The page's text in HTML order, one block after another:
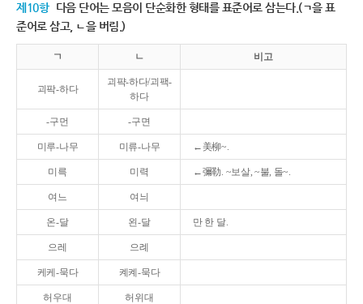
제10항 다음 단어는 모음이 단순화한 형태를 표준어로 삼는다.(ㄱ을 표
준어로 삼고, ㄴ을 버림.)
ㄱ ㄴ 비고
괴팍-하다
괴퍅-하다/괴팩-
하다
-구먼 -구면
미루-나무 미류-나무 ←美柳~.
미륵 미력 ←彌勒. ~보살, ~불, 돌~.
여느 여늬
온-달 왼-달 만 한 달.
으레 으례
케케-묵다 켸켸-묵다
허우대 허위대